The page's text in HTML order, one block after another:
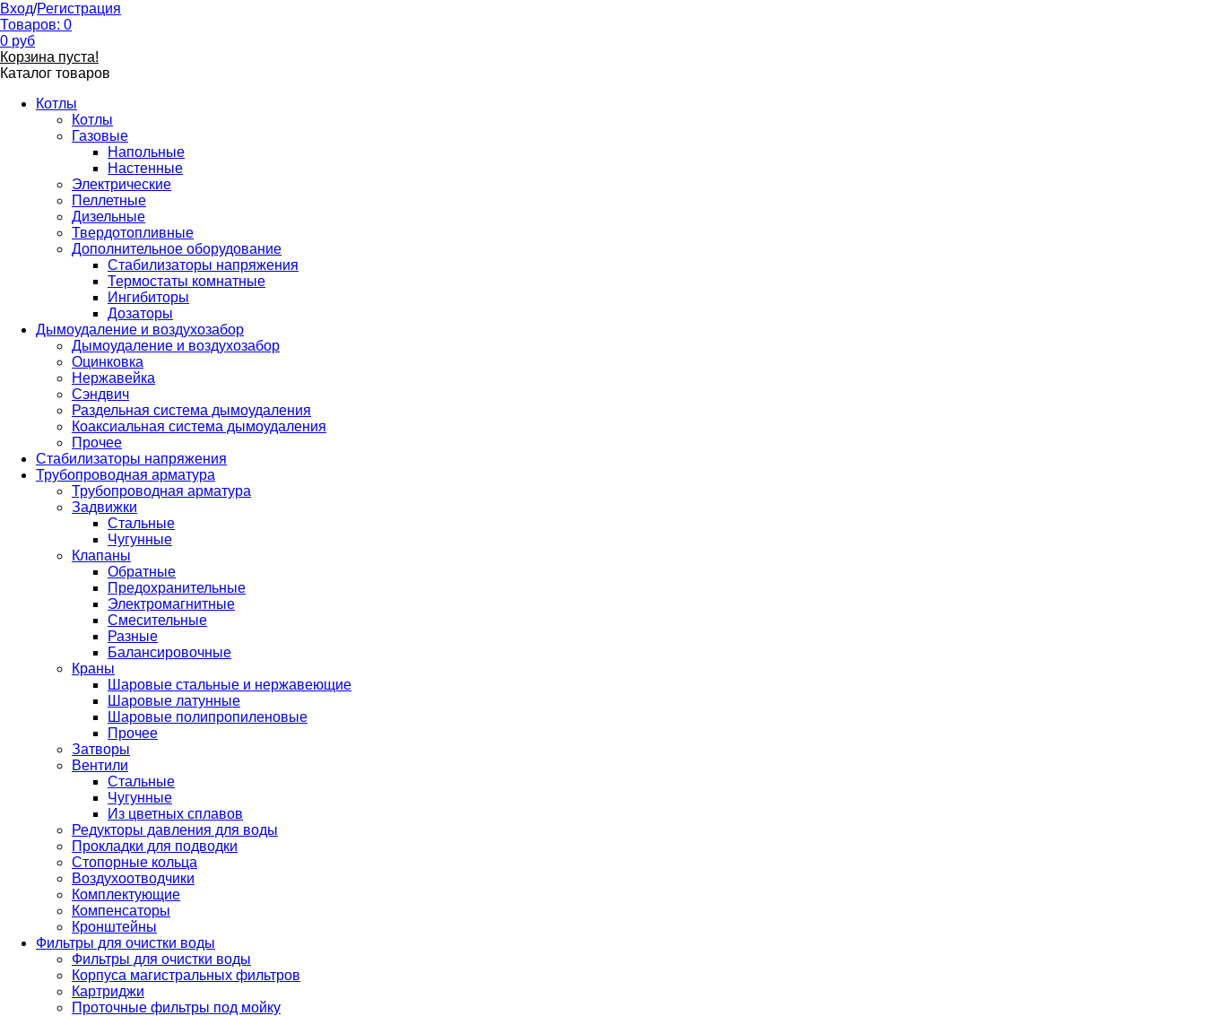
Вход/Регистрация
Товаров: 0
0 руб
Корзина пуста!
Каталог товаров
Котлы
Котлы
Газовые
Напольные
Настенные
Электрические
Пеллетные
Дизельные
Твердотопливные
Дополнительное оборудование
Стабилизаторы напряжения
Термостаты комнатные
Ингибиторы
Дозаторы
Дымоудаление и воздухозабор
Дымоудаление и воздухозабор
Оцинковка
Нержавейка
Сэндвич
Раздельная система дымоудаления
Коаксиальная система дымоудаления
Прочее
Стабилизаторы напряжения
Трубопроводная арматура
Трубопроводная арматура
Задвижки
Стальные
Чугунные
Клапаны
Обратные
Предохранительные
Электромагнитные
Смесительные
Разные
Балансировочные
Краны
Шаровые стальные и нержавеющие
Шаровые латунные
Шаровые полипропиленовые
Прочее
Затворы
Вентили
Стальные
Чугунные
Из цветных сплавов
Редукторы давления для воды
Прокладки для подводки
Стопорные кольца
Воздухоотводчики
Комплектующие
Компенсаторы
Кронштейны
Фильтры для очистки воды
Фильтры для очистки воды
Корпуса магистральных фильтров
Картриджи
Проточные фильтры под мойку